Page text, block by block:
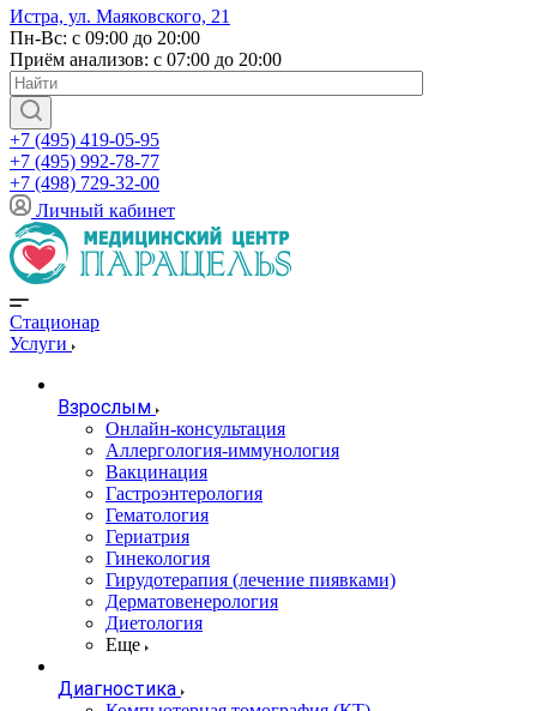
Истра, ул. Маяковского, 21
Пн-Вс: с 09:00 до 20:00
Приём анализов: с 07:00 до 20:00
+7 (495) 419-05-95
+7 (495) 992-78-77
+7 (498) 729-32-00
Личный кабинет
Стационар
Услуги
Взрослым
Онлайн-консультация
Аллергология-иммунология
Вакцинация
Гастроэнтерология
Гематология
Гериатрия
Гинекология
Гирудотерапия (лечение пиявками)
Дерматовенерология
Диетология
Еще
Диагностика